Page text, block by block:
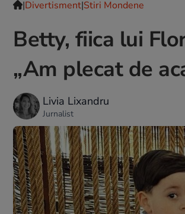
|Divertisment|Stiri Mondene
Betty, fiica lui
„Am plecat de
Livia Lixandru
Jurnalist